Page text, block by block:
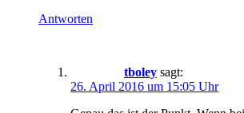
Antworten
tboley sagt:
26. April 2016 um 15:05 Uhr